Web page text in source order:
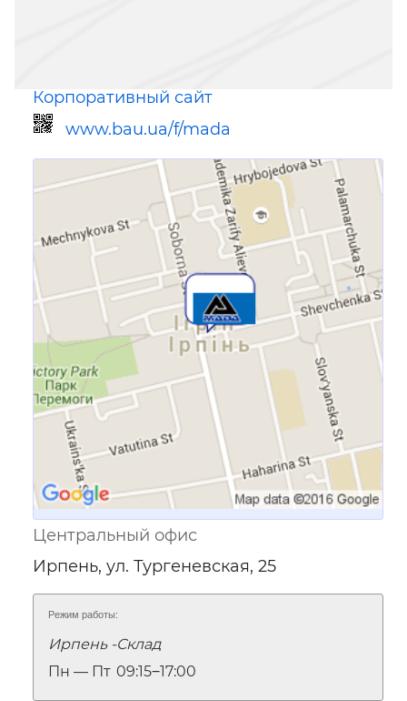
Корпоративный сайт
www.bau.ua/f/mada
Ссылка для мобильных устройств
Центральный офис
Ирпень, ул. Тургеневская, 25
Режим работы:
Ирпень -Склад
Пн — Пт 09:15‒17:00